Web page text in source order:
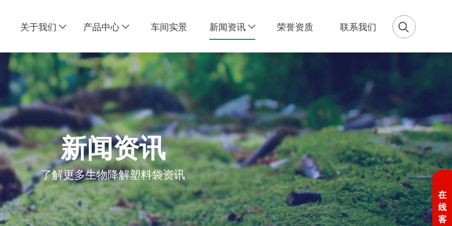
关于我们 产品中心 车间实景 新闻资讯 荣誉资质 联系我们
新闻资讯
了解更多生物降解塑料袋资讯